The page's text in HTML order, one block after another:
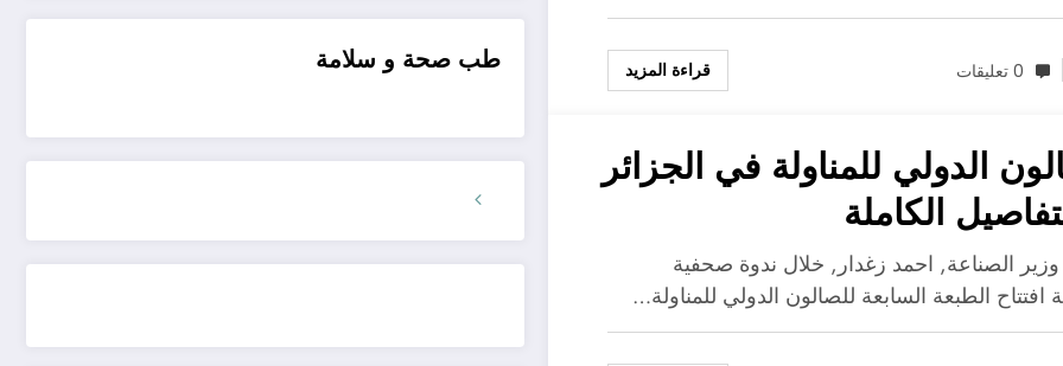
0 تعليقات قراءة المزيد
الدولي للمناولة في الجزائر
الكاملة
الصناعة, احمد زغدار, خلال ندوة صحفية
افتتاح الطبعة السابعة للصالون الدولي للمناولة…
طب صحة و سلامة